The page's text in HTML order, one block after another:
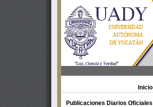
Inicio
Publicaciones Diarios Oficiales